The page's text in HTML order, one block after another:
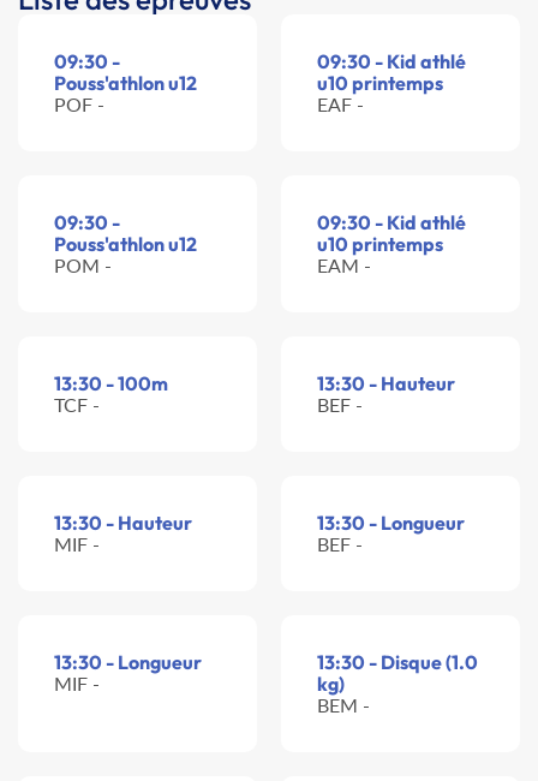
09:30 -
Pouss'athlon u12
POF -
09:30 - Kid athlé
u10 printemps
EAF -
09:30 -
Pouss'athlon u12
POM -
09:30 - Kid athlé
u10 printemps
EAM -
13:30 - 100m
TCF -
13:30 - Hauteur
BEF -
13:30 - Hauteur
MIF -
13:30 - Longueur
BEF -
13:30 - Longueur
MIF -
13:30 - Disque (1.0
kg)
BEM -